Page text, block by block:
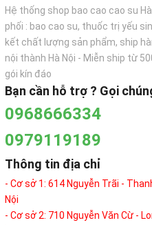
Hệ thống shop bao cao cao su
phối : bao cao su, thuốc trị yếu
kết chất lượng sản phẩm, ship
nội thành Hà Nội - Miễn ship từ
gói kín đáo
Bạn cần hỗ trợ ? Gọi
0968666334
0979119189
Thông tin địa chỉ
- Cơ sở 1: 614 Nguyễn Trãi -
Nội
- Cơ sở 2: 710 Nguyễn Văn Cừ -